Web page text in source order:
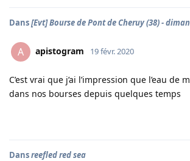
Dans[Evt] Bourse de Pont de Cheruy (38) -
A apistogram 19 févr. 2020
C’est vrai que j’ai l’impression que l’eau de
dans nos bourses depuis quelques temps
Dansreefled red sea